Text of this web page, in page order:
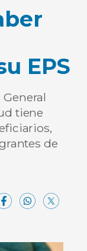
EPS
tiene
de